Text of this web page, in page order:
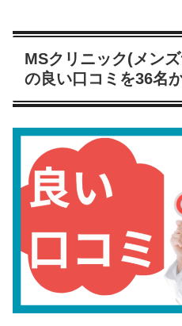
MSクリニック(メン
の良い口コミを36名